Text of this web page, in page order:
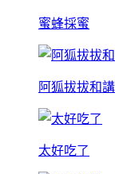
蜜蜂採蜜
阿狐拔拔和
太好吃了